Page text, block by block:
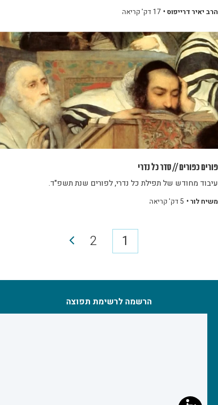
הרב יאיר דרייפוס • 17 דק' קריאה
פורים כפורים // סדר כל נדרי
משיח לור • 5 דק' קריאה
עיבוד מחודש של תפילת כל נדרי, לפורים שנת תשפ"ד.
1
2
הרשמה לרשימת תפוצה